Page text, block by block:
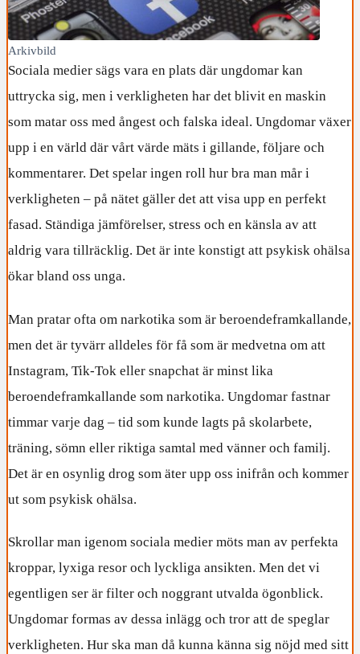
Arkivbild
Sociala medier sägs vara en plats där ungdomar kan
uttrycka sig, men i verkligheten har det blivit en maskin
som matar oss med ångest och falska ideal. Ungdomar växer
upp i en värld där vårt värde mäts i gillande, följare och
kommentarer. Det spelar ingen roll hur bra man mår i
verkligheten – på nätet gäller det att visa upp en perfekt
fasad. Ständiga jämförelser, stress och en känsla av att
aldrig vara tillräcklig. Det är inte konstigt att psykisk ohälsa
ökar bland oss unga.
Man pratar ofta om narkotika som är beroendeframkallande,
men det är tyvärr alldeles för få som är medvetna om att
Instagram, Tik-Tok eller snapchat är minst lika
beroendeframkallande som narkotika. Ungdomar fastnar
timmar varje dag – tid som kunde lagts på skolarbete,
träning, sömn eller riktiga samtal med vänner och familj.
Det är en osynlig drog som äter upp oss inifrån och kommer
ut som psykisk ohälsa.
Skrollar man igenom sociala medier möts man av perfekta
kroppar, lyxiga resor och lyckliga ansikten. Men det vi
egentligen ser är filter och noggrant utvalda ögonblick.
Ungdomar formas av dessa inlägg och tror att de speglar
verkligheten. Hur ska man då kunna känna sig nöjd med sitt